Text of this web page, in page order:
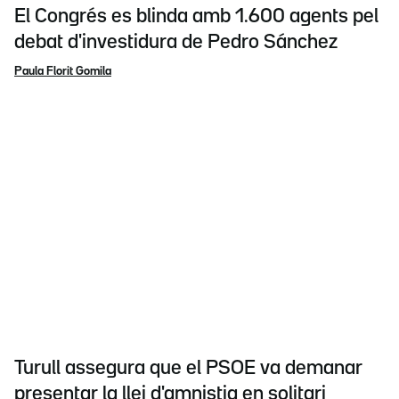
El Congrés es blinda amb 1.600 agents pel
debat d'investidura de Pedro Sánchez
Paula Florit Gomila
Turull assegura que el PSOE va demanar
presentar la llei d'amnistia en solitari